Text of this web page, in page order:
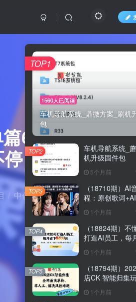
600 +
中创网 正文
1560人已阅读
车机导航系统_鼎微方案_刷机
包
TOP1
车机导航系统_
机升级固件包
5个月前
TOP2
（18710期）AI
程：原创歌词
步打造虚拟歌手
1个月前
TOP3
（18824期）不
打造AI员工，每
个真实案例+开
1个月前
TOP4
（18794期）
店CK 智能归集
解决风控难题
1个月前
TOP5